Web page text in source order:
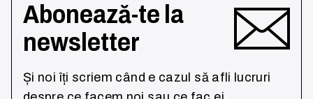
Abonează-te la
newsletter
Și noi îți scriem când e cazul să afli lucruri